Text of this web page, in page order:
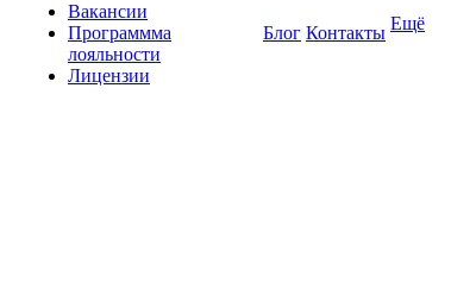
Вакансии
Программма
лояльности
Лицензии
Блог Контакты Ещё